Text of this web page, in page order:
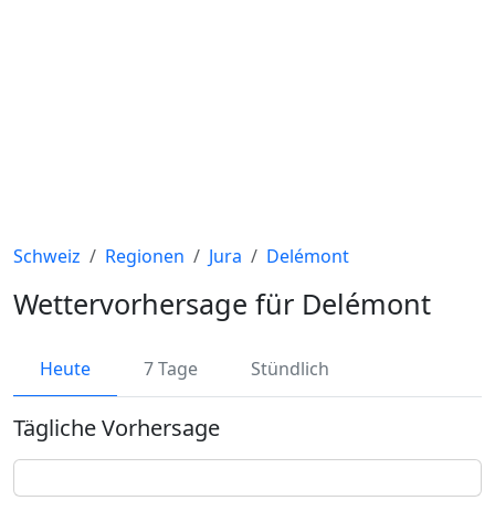
Schweiz Regionen Jura Delémont
Wettervorhersage für Delémont
Heute 7 Tage Stündlich
Tägliche Vorhersage